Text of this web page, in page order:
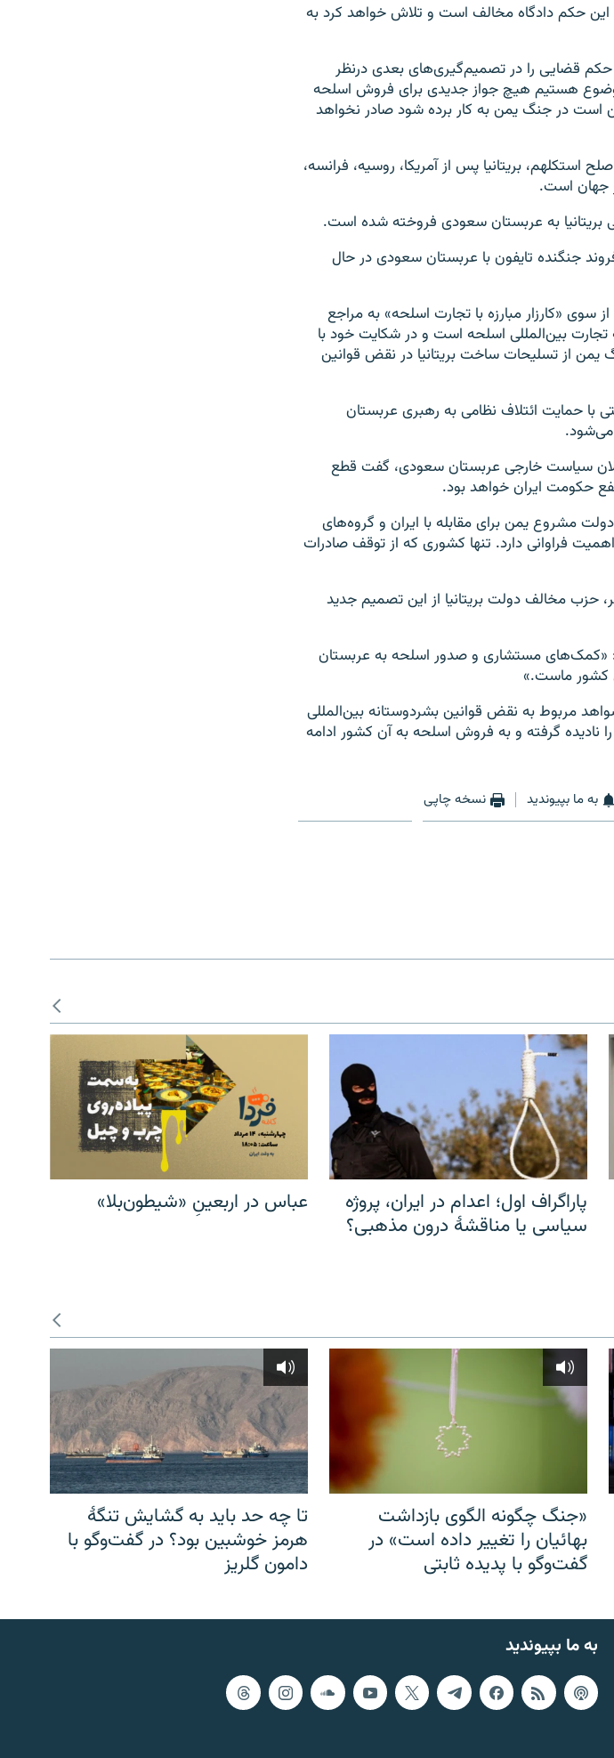
این حکم دادگاه مخالف است و تلاش خواهد کرد به
قضایی را در تصمیم‌گیری‌های بعدی درنظر
هستیم هیچ جواز جدیدی برای فروش اسلحه
در جنگ یمن به کار برده شود صادر نخواهد
بریتانیا پس از آمریکا، روسیه، فرانسه،
جهان است.
حال حاضر بریتانیا در مورد قرارداد فروش ۴۸ فروند جنگنده تایفون با عربستان سعودی در حال
سوی «کارزار مبارزه با تجارت اسلحه» به مراجع
بین‌المللی اسلحه است و در شکایت خود با
یمن از تسلیحات ساخت بریتانیا در نقض قوانین
حمایت ائتلاف نظامی به رهبری عربستان
می‌شود.
سیاست خارجی عربستان سعودی، گفت قطع
حکومت ایران خواهد بود.
مشروع یمن برای مقابله با ایران و گروه‌های
فراوانی دارد. تنها کشوری که از توقف صادرات
حزب مخالف دولت بریتانیا از این تصمیم جدید
«کمک‌های مستشاری و صدور اسلحه به عربستان
کشور ماست.»
مربوط به نقض قوانین بشردوستانه بين‌المللی
گرفته و به فروش اسلحه به آن کشور ادامه
به ما بپیوندید نسخه چاپی
پاراگراف اول؛ اعدام در ایران، پروژه
سیاسی یا مناقشهٔ درون مذهبی؟
عباس در اربعینِ «شیطون‌بلا»
«جنگ چگونه الگوی بازداشت
بهائیان را تغییر داده است» در
گفت‌وگو با پدیده ثابتی
تا چه حد باید به گشایش تنگهٔ
هرمز خوشبین بود؟ در گفت‌وگو با
دامون گلریز
به ما بپیوندید